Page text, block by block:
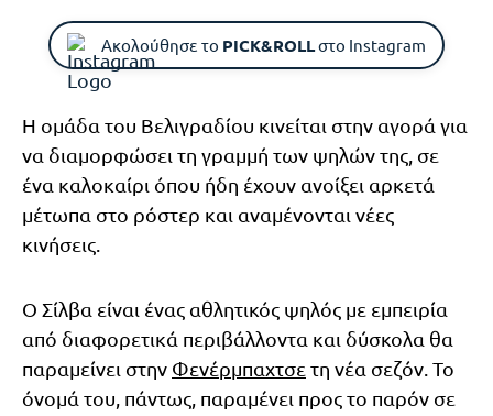
Ακολούθησε το PICK&ROLLστο Instagram
Η ομάδα του Βελιγραδίου κινείται στην αγορά για
να διαμορφώσει τη γραμμή των ψηλών της, σε
ένα καλοκαίρι όπου ήδη έχουν ανοίξει αρκετά
μέτωπα στο ρόστερ και αναμένονται νέες
κινήσεις.
Ο Σίλβα είναι ένας αθλητικός ψηλός με εμπειρία
από διαφορετικά περιβάλλοντα και δύσκολα θα
παραμείνει στην Φενέρμπαχτσε τη νέα σεζόν. Το
όνομά του, πάντως, παραμένει προς το παρόν σε